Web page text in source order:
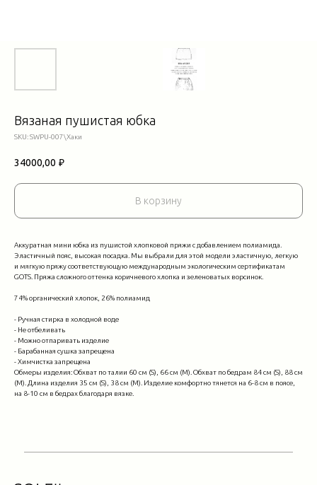
Вязаная пушистая юбка
SKU:SWPU-007\Хаки
34000,00 ₽
В корзину
Аккуратная мини юбка из пушистой хлопковой пряжи с добавлением полиамида.
Эластичный пояс, высокая посадка. Мы выбрали для этой модели эластичную, легкую
и мягкую пряжу соответствующую международным экологическим сертификатам
GOTS. Пряжа сложного оттенка коричневого хлопка и зеленоватых ворсинок.
74% органический хлопок, 26% полиамид
- Ручная стирка в холодной воде
- Не отбеливать
- Можно отпаривать изделие
- Барабанная сушка запрещена
- Химчистка запрещена
Обмеры изделия: Обхват по талии 60 см (S), 66 см (М). Обхват по бедрам 84 см (S), 88 см
(М). Длина изделия 35 см (S), 38 см (М). Изделие комфортно тянется на 6-8 см в поясе,
на 8-10 см в бедрах благодаря вязке.